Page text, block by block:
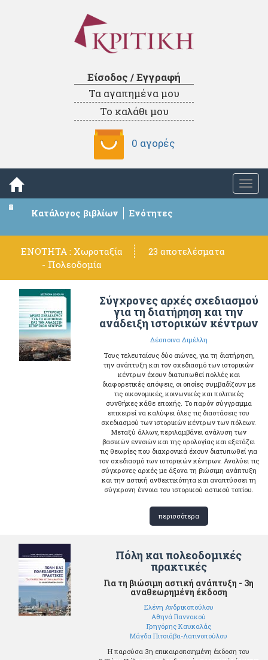
Είσοδος / Εγγραφή
Τα αγαπημένα μου
Το καλάθι μου
0 αγορές
Κατάλογος βιβλίων Ενότητες
ΕΝΟΤΗΤΑ : Χωροταξία
- Πολεοδομία
23 αποτελέσματα
Σύγχρονες αρχές σχεδιασμού
για τη διατήρηση και την
ανάδειξη ιστορικών κέντρων
Δέσποινα Διμέλλη
Τους τελευταίους δύο αιώνες, για τη διατήρηση,
την ανάπτυξη και τον σχεδιασμό των ιστορικών
κέντρων έχουν διατυπωθεί πολλές και
διαφορετικές απόψεις, οι οποίες συμβαδίζουν με
τις οικονομικές, κοινωνικές και πολιτικές
συνθήκες κάθε εποχής. Το παρόν σύγγραμμα
επιχειρεί να καλύψει όλες τις διαστάσεις του
σχεδιασμού των ιστορικών κέντρων των πόλεων.
Μεταξύ άλλων, περιλαμβάνει ανάλυση των
βασικών εννοιών και της ορολογίας και εξετάζει
τις θεωρίες που διαχρονικά έχουν διατυπωθεί για
τον σχεδιασμό των ιστορικών κέντρων. Αναλύει τις
σύγχρονες αρχές με άξονα τη βιώσιμη ανάπτυξη
και την αστική ανθεκτικότητα και αναπτύσσει τη
σύγχρονη έννοια του ιστορικού αστικού τοπίου.
περισσότερα
Πόλη και πολεοδομικές
πρακτικές
Για τη βιώσιμη αστική ανάπτυξη - 3η
αναθεωρημένη έκδοση
Ελένη Ανδρικοπούλου
Αθηνά Γιαννακού
Γρηγόρης Καυκαλάς
Μάγδα Πιτσιάβα-Λατινοπούλου
Η παρούσα 3η επικαιροποιημένη έκδοση του